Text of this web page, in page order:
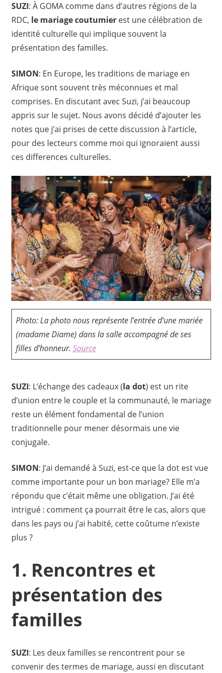
SUZI: À GOMA comme dans d’autres régions de la
RDC, le mariage coutumierest une célébration de
identité culturelle qui implique souvent la
présentation des familles.
SIMON: En Europe, les traditions de mariage en
Afrique sont souvent très méconnues et mal
comprises. En discutant avec Suzi, j’ai beaucoup
appris sur le sujet. Nous avons décidé d’ajouter les
notes que j’ai prises de cette discussion à l’article,
pour des lecteurs comme moi qui ignoraient aussi
ces differences culturelles.
Photo: La photo nous représente l’entrée d’une mariée
(madame Diame) dans la salle accompagné de ses
filles d’honneur. Source
SUZI: L’échange des cadeaux (la dot) est un rite
d’union entre le couple et la communauté, le mariage
reste un élément fondamental de l’union
traditionnelle pour mener désormais une vie
conjugale.
SIMON: J’ai demandé à Suzi, est-ce que la dot est vue
comme importante pour un bon mariage? Elle m’a
répondu que c’était même une obligation. J’ai été
intrigué : comment ça pourrait être le cas, alors que
dans les pays ou j’ai habité, cette coûtume n’existe
plus ?
1. Rencontres et
présentation des
familles
SUZI: Les deux familles se rencontrent pour se
convenir des termes de mariage, aussi en discutant